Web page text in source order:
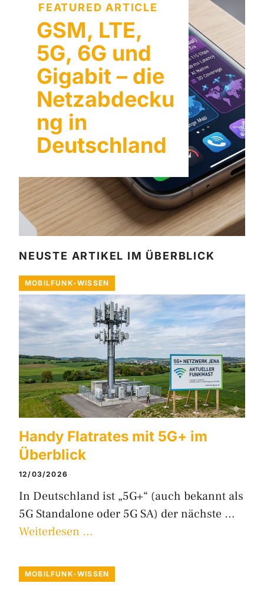
FEATURED ARTICLE
GSM, LTE,
5G, 6G und
Gigabit – die
Netzabdecku
ng in
Deutschland
NEUSTE ARTIKEL IM ÜBERBLICK
MOBILFUNK-WISSEN
Handy Flatrates mit 5G+ im
Überblick
12/03/2026
In Deutschland ist „5G+“ (auch bekannt als
5G Standalone oder 5G SA) der nächste …
Weiterlesen …
MOBILFUNK-WISSEN